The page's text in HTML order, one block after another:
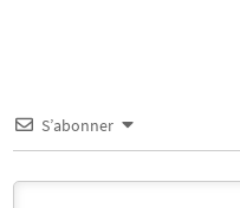
S’abonner